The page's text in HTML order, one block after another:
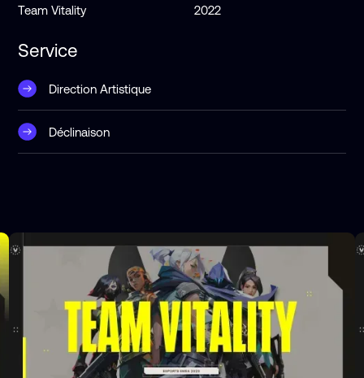
Team Vitality 2022
Service
Direction Artistique
Déclinaison